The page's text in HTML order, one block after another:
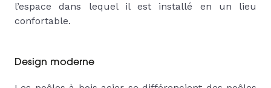
l’espace dans lequel il est installé en un lieu
confortable.
Design moderne